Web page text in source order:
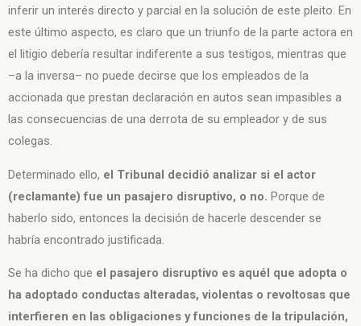
inferir un interés directo y parcial en la solución de este pleito. En
este último aspecto, es claro que un triunfo de la parte actora en
el litigio debería resultar indiferente a sus testigos, mientras que
–a la inversa– no puede decirse que los empleados de la
accionada que prestan declaración en autos sean impasibles a
las consecuencias de una derrota de su empleador y de sus
colegas.
Determinado ello, el Tribunal decidió analizar si el actor
(reclamante) fue un pasajero disruptivo, o no. Porque de
haberlo sido, entonces la decisión de hacerle descender se
habría encontrado justificada.
Se ha dicho que el pasajero disruptivo es aquél que adopta o
ha adoptado conductas alteradas, violentas o revoltosas que
interfieren en las obligaciones y funciones de la tripulación,